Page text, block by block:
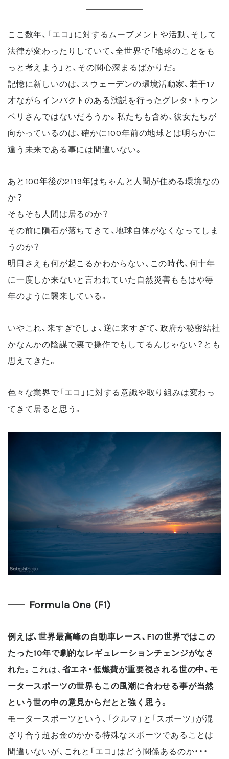
ここ数年、「エコ」に対するムーブメントや活動、そして
法律が変わったりしていて、全世界で「地球のことをも
っと考えよう」と、その関心深まるばかりだ。
記憶に新しいのは、スウェーデンの環境活動家、若干17
才ながらインパクトのある演説を行ったグレタ・トゥン
ベリさんではないだろうか。私たちも含め、彼女たちが
向かっているのは、確かに100年前の地球とは明らかに
違う未来である事には間違いない。
あと100年後の2119年はちゃんと人間が住める環境なの
か？
そもそも人間は居るのか？
その前に隕石が落ちてきて、地球自体がなくなってしま
うのか？
明日さえも何が起こるかわからない、この時代、何十年
に一度しか来ないと言われていた自然災害ももはや毎
年のように襲来している。
いやこれ、来すぎでしょ、逆に来すぎて、政府か秘密結社
かなんかの陰謀で裏で操作でもしてるんじゃない？とも
思えてきた。
色々な業界で「エコ」に対する意識や取り組みは変わっ
てきて居ると思う。
Formula One (F1)
例えば、世界最高峰の自動車レース、F1の世界ではこの
たった10年で劇的なレギュレーションチェンジがなさ
れた。 これは、 省エネ・低燃費が重要視される世の中、モ
ータースポーツの世界もこの風潮に合わせる事が当然
という世の中の意見からだとと強く思う。
モータースポーツという、「クルマ」と「スポーツ」が混
ざり合う超お金のかかる特殊なスポーツであることは
間違いないが、これと「エコ」はどう関係あるのか・・・